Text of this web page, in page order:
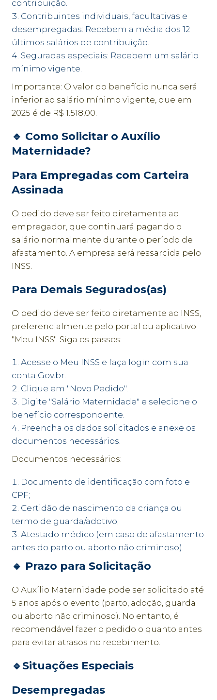
contribuição.
Contribuintes individuais, facultativas e
desempregadas: Recebem a média dos 12
últimos salários de contribuição.
Seguradas especiais: Recebem um salário
mínimo vigente.
Importante: O valor do benefício nunca será
inferior ao salário mínimo vigente, que em
2025 é de R$ 1.518,00.
🔹 Como Solicitar o Auxílio
Maternidade?
Para Empregadas com Carteira
Assinada
O pedido deve ser feito diretamente ao
empregador, que continuará pagando o
salário normalmente durante o período de
afastamento. A empresa será ressarcida pelo
INSS.
Para Demais Segurados(as)
O pedido deve ser feito diretamente ao INSS,
preferencialmente pelo portal ou aplicativo
"Meu INSS". Siga os passos:
Acesse o Meu INSS e faça login com sua
conta Gov.br.
Clique em "Novo Pedido".
Digite "Salário Maternidade" e selecione o
benefício correspondente.
Preencha os dados solicitados e anexe os
documentos necessários.
Documentos necessários:
Documento de identificação com foto e
CPF;
Certidão de nascimento da criança ou
termo de guarda/adotivo;
Atestado médico (em caso de afastamento
antes do parto ou aborto não criminoso).
🔹 Prazo para Solicitação
O Auxílio Maternidade pode ser solicitado até
5 anos após o evento (parto, adoção, guarda
ou aborto não criminoso). No entanto, é
recomendável fazer o pedido o quanto antes
para evitar atrasos no recebimento.
🔹Situações Especiais
Desempregadas